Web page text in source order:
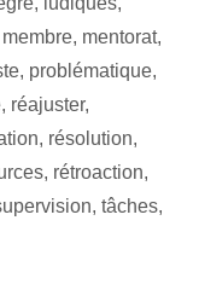
membre, mentorat,
, problématique,
, réajuster,
, résolution,
, rétroaction,
, tâches,